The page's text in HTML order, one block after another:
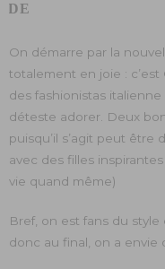
On démarre par la
totalement en joie : c’est
des fashionistas
déteste adorer. Deux
puisqu’il s’agit peut être
avec des filles
vie quand même)
Bref, on est fans du style
donc au final, on a envie